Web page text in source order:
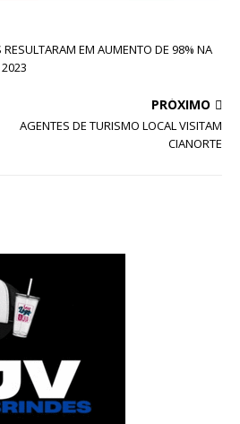
EM AUMENTO DE 98% NA
PRÓXIMO
AGENTES DE TURISMO LOCAL VISITAM
CIANORTE